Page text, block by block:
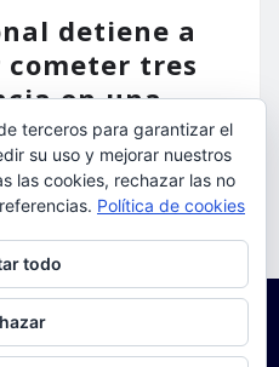
detiene a
cometer tres
en una
7, 2026
terceros para garantizar el
su uso y mejorar nuestros
las cookies, rechazar las no
Política de cookies
todo
cómo gestionar las cookies,